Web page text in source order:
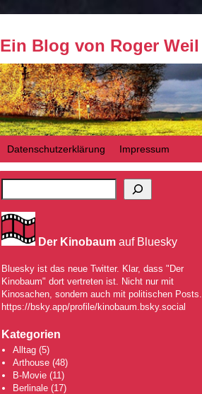
Ein Blog von Roger Weil
Datenschutzerklärung Impressum
Der Kinobaumauf Bluesky
Bluesky ist das neue Twitter. Klar, dass "Der
Kinobaum" dort vertreten ist. Nicht nur mit
Kinosachen, sondern auch mit politischen Posts.
https://bsky.app/profile/kinobaum.bsky.social
Kategorien
Alltag(5)
Arthouse(48)
B-Movie(11)
Berlinale(17)